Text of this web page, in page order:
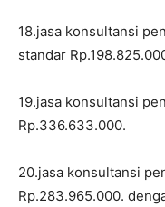
18.jasa konsultansi
standar
19.jasa konsultansi
Rp.336.633.000.
20.jasa konsultansi
Rp.283.965.000.